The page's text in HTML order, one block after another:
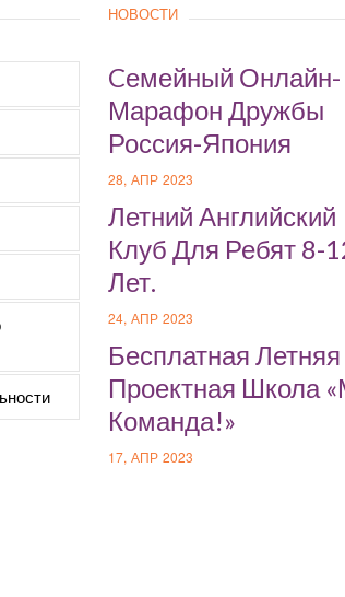
НОВОСТИ
Cемейный Онлайн-
Марафон Дружбы
Россия-Япония
28, АПР 2023
Летний Английский
Клуб Для Ребят 8-
Лет.
24, АПР 2023
Бесплатная Летняя
Проектная Школа
Команда!»
17, АПР 2023